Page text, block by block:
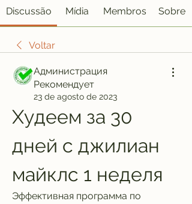
Discussão Mídia Membros Sobre
Voltar
Администрация
Рекомендует
23 de agosto de 2023
Худеем за 30
дней с джилиан
майклс 1 неделя
Эффективная программа по